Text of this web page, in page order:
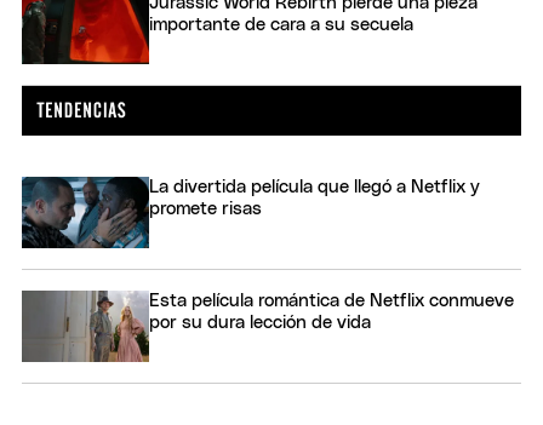
importante de cara a su secuela
La divertida película que llegó a Netflix y
promete risas
Esta película romántica de Netflix conmueve
por su dura lección de vida